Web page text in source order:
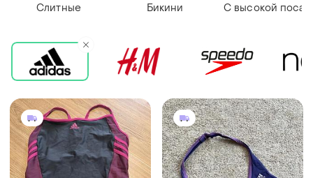
Слитные Бикини С высокой